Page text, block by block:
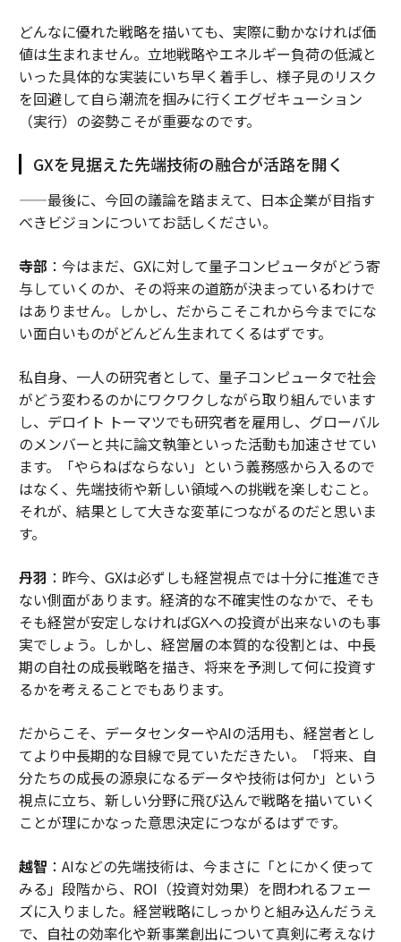
どんなに優れた戦略を描いても、実際に動かなければ価
値は生まれません。立地戦略やエネルギー負荷の低減と
いった具体的な実装にいち早く着手し、様子見のリスク
を回避して自ら潮流を掴みに行くエグゼキューション
（実行）の姿勢こそが重要なのです。
GXを見据えた先端技術の融合が活路を開く
——最後に、今回の議論を踏まえて、日本企業が目指す
べきビジョンについてお話しください。
寺部 ：今はまだ、GXに対して量子コンピュータがどう寄
与していくのか、その将来の道筋が決まっているわけで
はありません。しかし、だからこそこれから今までにな
い面白いものがどんどん生まれてくるはずです。
私自身、一人の研究者として、量子コンピュータで社会
がどう変わるのかにワクワクしながら取り組んでいます
し、デロイト トーマツでも研究者を雇用し、グローバル
のメンバーと共に論文執筆といった活動も加速させてい
ます。「やらねばならない」という義務感から入るので
はなく、先端技術や新しい領域への挑戦を楽しむこと。
それが、結果として大きな変革につながるのだと思いま
す。
丹羽 ：昨今、GXは必ずしも経営視点では十分に推進でき
ない側面があります。経済的な不確実性のなかで、そも
そも経営が安定しなければGXへの投資が出来ないのも事
実でしょう。しかし、経営層の本質的な役割とは、中長
期の自社の成長戦略を描き、将来を予測して何に投資す
るかを考えることでもあります。
だからこそ、データセンターやAIの活用も、経営者とし
てより中長期的な目線で見ていただきたい。「将来、自
分たちの成長の源泉になるデータや技術は何か」という
視点に立ち、新しい分野に飛び込んで戦略を描いていく
ことが理にかなった意思決定につながるはずです。
越智 ：AIなどの先端技術は、今まさに「とにかく使って
みる」段階から、ROI（投資対効果）を問われるフェー
ズに入りました。経営戦略にしっかりと組み込んだうえ
で、自社の効率化や新事業創出について真剣に考えなけ